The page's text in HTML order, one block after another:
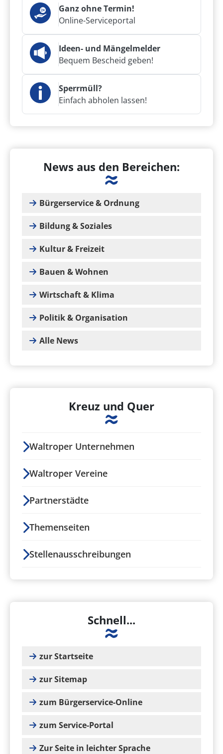
Ganz ohne Termin!
Online-Serviceportal
Ideen- und Mängelmelder
Bequem Bescheid geben!
Sperrmüll?
Einfach abholen lassen!
News aus den Bereichen:
Bürgerservice & Ordnung
Bildung & Soziales
Kultur & Freizeit
Bauen & Wohnen
Wirtschaft & Klima
Politik & Organisation
Alle News
Kreuz und Quer
Waltroper Unternehmen
Waltroper Vereine
Partnerstädte
Themenseiten
Stellenausschreibungen
Schnell...
zur Startseite
zur Sitemap
zum Bürgerservice-Online
zum Service-Portal
Zur Seite in leichter Sprache